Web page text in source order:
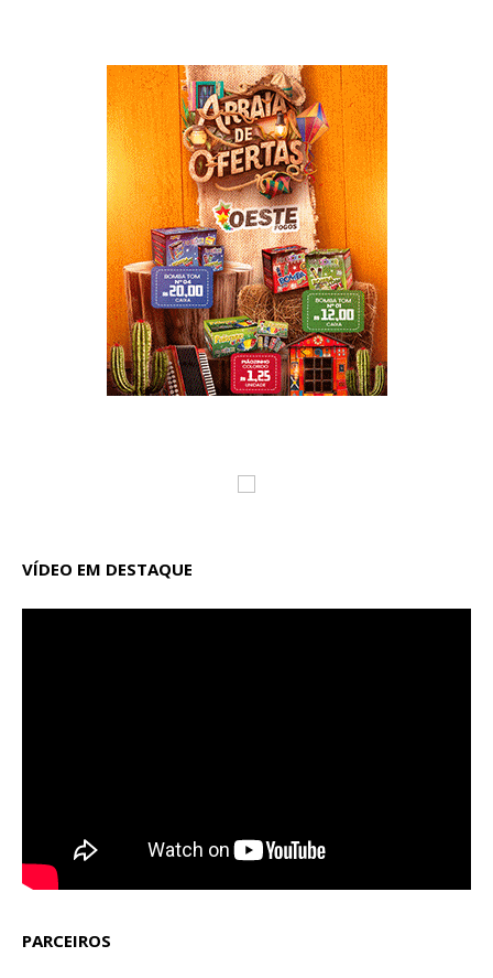
VÍDEO EM DESTAQUE
PARCEIROS